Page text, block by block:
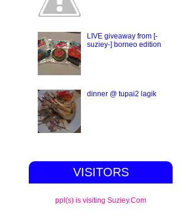
LIVE giveaway from [-
suziey-] borneo edition
dinner @ tupai2 lagik
VISITORS
ppl(s) is visiting Suziey.Com